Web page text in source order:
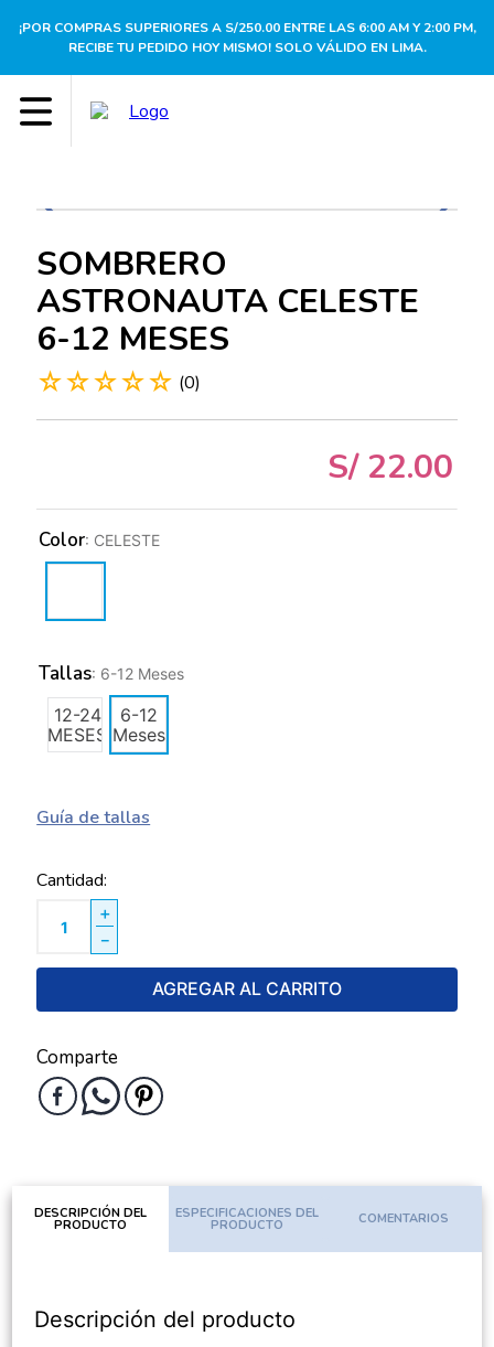
¡POR COMPRAS SUPERIORES A S/250.00 ENTRE LAS 6:00 AM Y 2:00 PM,
RECIBE TU PEDIDO HOY MISMO! SOLO VÁLIDO EN LIMA.
SOMBRERO
ASTRONAUTA CELESTE
6-12 MESES
☆☆☆☆☆ (0)
S/ 22.00
Tallas: 6-12 Meses
12-24
MESES
6-12
Meses
Color: CELESTE
Guía de tallas
Cantidad
＋
－
AGREGAR AL CARRITO
Comparte
DESCRIPCIÓN DEL
PRODUCTO
ESPECIFICACIONES DEL
PRODUCTO COMENTARIOS
Descripción del producto